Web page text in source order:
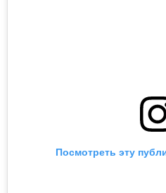
Посмотреть эту